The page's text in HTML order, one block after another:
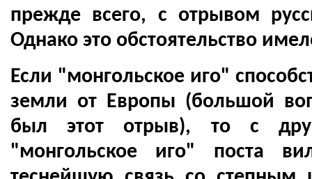
прежде всего, с отрывом
Однако это обстоятельство
Если "монгольское иго"
земли от Европы (большой
был этот отрыв), то с
"монгольское иго" поста